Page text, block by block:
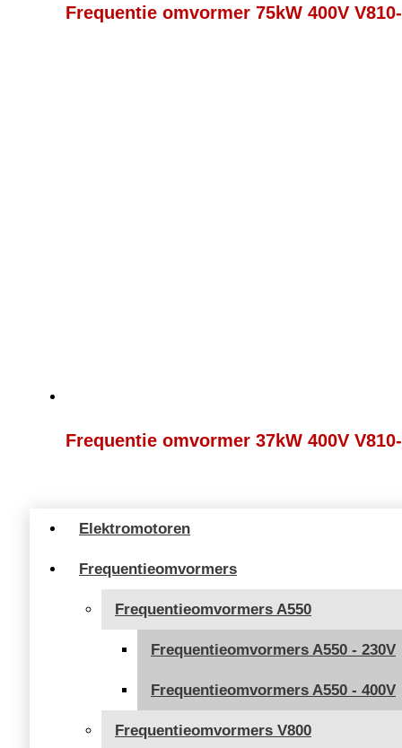
Elektromotoren
Frequentieomvormers
Frequentieomvormers A550
Frequentieomvormers A550 - 230V
Frequentieomvormers A550 - 400V
Frequentieomvormers V800
Frequentie omvormer 75kW 400V
Frequentie omvormer 37kW 400V